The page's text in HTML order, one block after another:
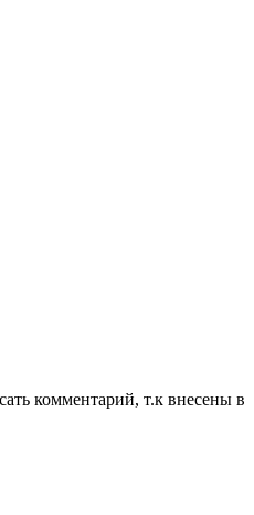
комментарий, т.к внесены в